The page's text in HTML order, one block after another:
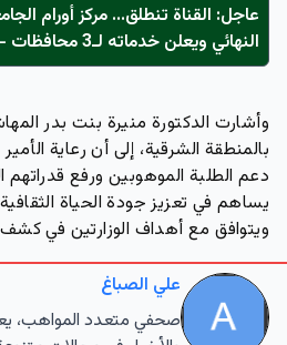
عاجل: القناة تنطلق... مركز أورام
النهائي ويعلن خدماته لـ3 محافظات - التفاصيل الكاملة
وأشارت الدكتورة منيرة بنت بدر
بالمنطقة الشرقية، إلى أن رعاية
دعم الطلبة الموهوبين ورفع قدراتهم
يساهم في تعزيز جودة الحياة
ويتوافق مع أهداف الوزارتين في
علي الصباغ
صحفي متعدد المواهب،